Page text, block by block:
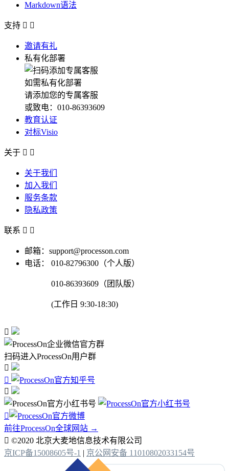
Markdown语法
支持  
邀请有礼
私有化部署
如需私有化部署
请添加您的专属客服
或致电：010-86393609
教育认证
对标Visio
关于  
关于我们
加入我们
服务条款
隐私政策
联系  
邮箱：support@processon.com
电话：
010-82796300（个人版）
010-86393609（团队版）
(工作日 9:30-18:30)

扫码进入ProcessOn用户群




前往ProcessOn全球网站 →
 ©2020 北京大麦地信息技术有限公司
京ICP备15008605号-1 | 京公网安备 11010802033154号